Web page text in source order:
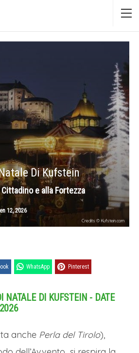
Di Kufstein
e alla Fortezza
12, 2026
Credits © Kufstein.com
WhatsApp Pinterest
NATALE DI KUFSTEIN - DATE
anche Perla del Tirolo),